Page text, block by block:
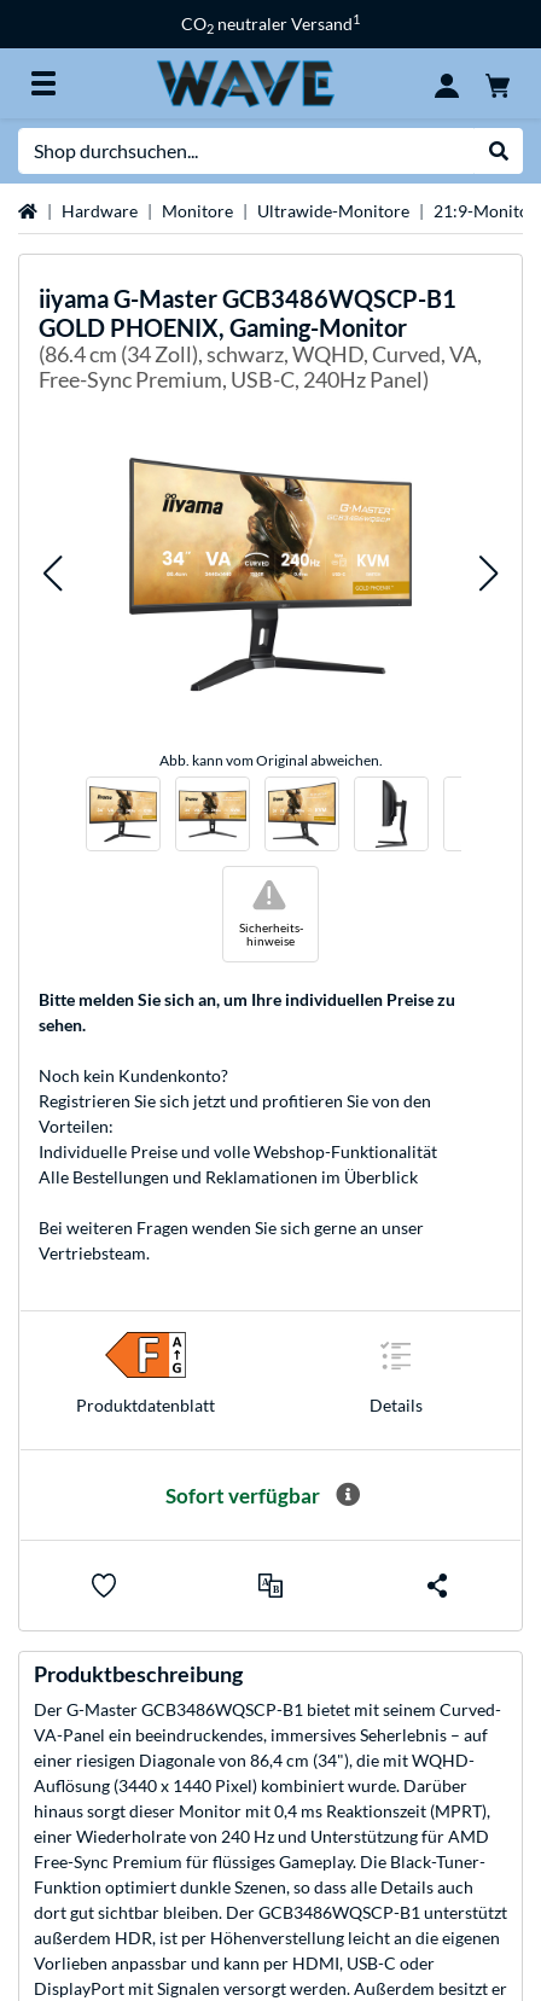
CO2 neutraler Versand1
StartseiteHardware Monitore Ultrawide-Monitore 21:9-
iiyamaG-Master GCB3486WQSCP-B1
GOLD PHOENIX, Gaming-Monitor
(86.4 cm (34 Zoll), schwarz, WQHD, Curved, VA,
Free-Sync Premium, USB-C, 240Hz Panel)
Abb. kann vom Original abweichen.
Sicherheits-
hinweise
!
Bitte melden Sie sich an, um Ihre individuellen Preise zu
sehen.
Noch kein Kundenkonto?
Registrieren Sie sich jetzt und profitieren Sie von den
Vorteilen:
Individuelle Preise und volle Webshop-Funktionalität
Alle Bestellungen und Reklamationen im Überblick
Bei weiteren Fragen wenden Sie sich gerne an unser
Vertriebsteam.
Produkt­datenblatt Details
Sofort verfügbar
Produktbeschreibung
Der G-Master GCB3486WQSCP-B1 bietet mit seinem Curved-
VA-Panel ein beeindruckendes, immersives Seherlebnis – auf
einer riesigen Diagonale von 86,4 cm (34"), die mit WQHD-
Auflösung (3440 x 1440 Pixel) kombiniert wurde. Darüber
hinaus sorgt dieser Monitor mit 0,4 ms Reaktionszeit (MPRT),
einer Wiederholrate von 240 Hz und Unterstützung für AMD
Free-Sync Premium für flüssiges Gameplay. Die Black-Tuner-
Funktion optimiert dunkle Szenen, so dass alle Details auch
dort gut sichtbar bleiben. Der GCB3486WQSCP-B1 unterstützt
außerdem HDR, ist per Höhenverstellung leicht an die eigenen
Vorlieben anpassbar und kann per HDMI, USB-C oder
DisplayPort mit Signalen versorgt werden. Außerdem besitzt er